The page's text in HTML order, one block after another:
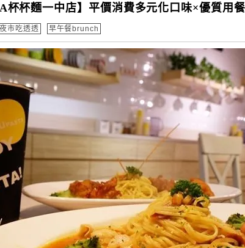
杯杯麵一中店】平價消費多元化口味×優質用
夜市吃透透 早午餐brunch